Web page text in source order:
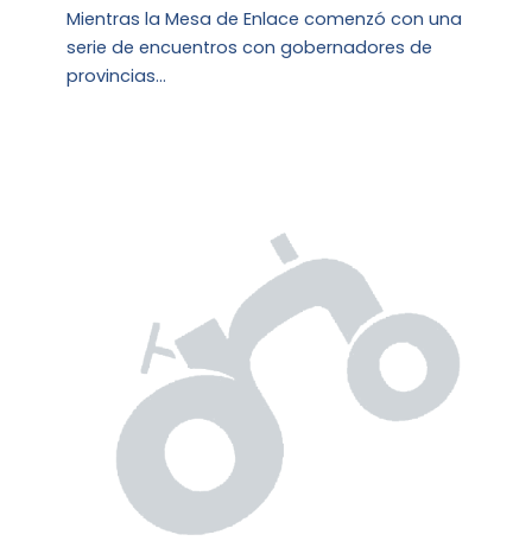
Mientras la Mesa de Enlace comenzó con una
serie de encuentros con gobernadores de
provincias…